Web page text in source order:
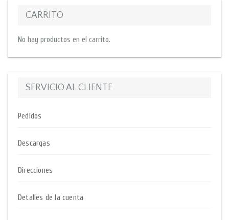
CARRITO
No hay productos en el carrito.
SERVICIO AL CLIENTE
Pedidos
Descargas
Direcciones
Detalles de la cuenta